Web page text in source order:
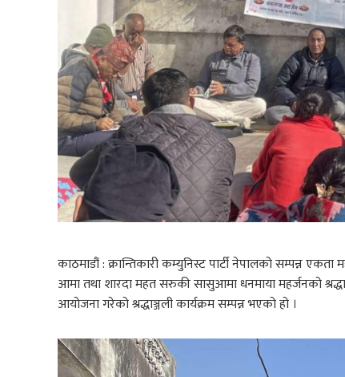
काठमाडौं : क्रान्तिकारी कम्युनिस्ट पार्टी नेपालको सम्पन्न
आमा तथा शारदा महत सरुकी सासुआमा धनमाया महर्जनको
आयोजना गरेको श्रद्धाञ्जली कार्यक्रम सम्पन्न भएको हो ।